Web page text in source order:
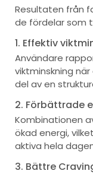
Resultaten från
de fördelar som
1. Effektiv
Användare
viktminskning
del av en
2. Förbättrade
Kombinationen
ökad energi,
aktiva hela
3. Bättre